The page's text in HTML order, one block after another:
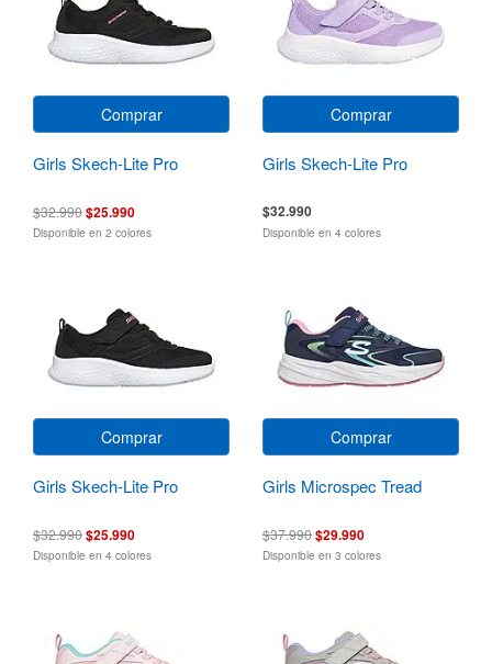
Comprar
Girls Skech-Lite Pro
$32.990$25.990
Disponible en 2 colores
Comprar
Girls Skech-Lite Pro
$32.990
Disponible en 4 colores
Comprar
Girls Skech-Lite Pro
$32.990$25.990
Disponible en 4 colores
Comprar
Girls Microspec Tread
$37.990$29.990
Disponible en 3 colores